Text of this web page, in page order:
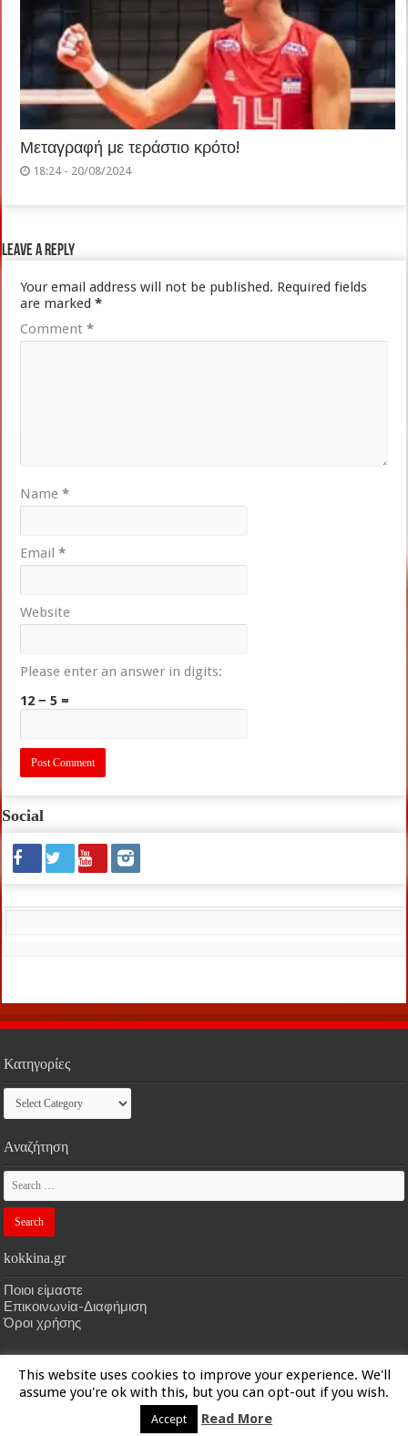
Μεταγραφή με τεράστιο κρότο!
18:24 - 20/08/2024
Leave a Reply
Your email address will not be published. Required fields
are marked*
Comment*
Name*
Email*
Website
Please enter an answer in digits:
12 − 5 =
Social
Κατηγορίες
Κατηγορίες
Αναζήτηση
kokkina.gr
Ποιοι είμαστε
Επικοινωνία-Διαφήμιση
Όροι χρήσης
HOMEkokkina.gr | Designed bykokkina.gr
© Copyright 2026, All Rights Reserved
This website uses cookies to improve your experience. We'll
assume you're ok with this, but you can opt-out if you wish.
Accept Read More